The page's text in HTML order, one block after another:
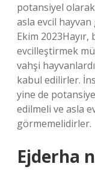
potansiyel
asla evcil
Ekim
evcilleştirmek
vahşi
kabul edilirler.
yine de
edilmeli ve asla
görmemelidirler.
Ejderha